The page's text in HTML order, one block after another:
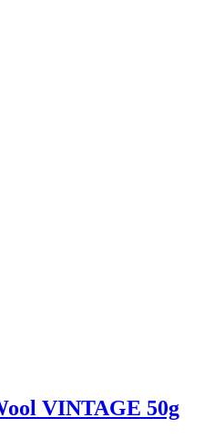
zum